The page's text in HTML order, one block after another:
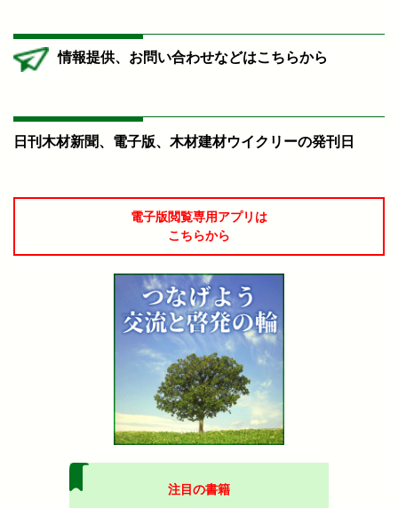
情報提供、お問い合わせなどはこちらから
日刊木材新聞、電子版、木材建材ウイクリーの発刊日
電子版閲覧専用アプリは
こちらから
注目の書籍